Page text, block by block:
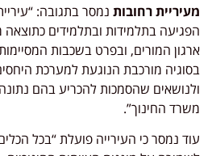
מעיריית רחובות נמסר בתגובה:
הפגיעה בתלמידות ובתלמידים
ארגון המורים, ובפרט בשכבות
בסוגיה מורכבת הנוגעת למערכת
ולנושאים שהסמכות להכריע בהם
משרד החינוך”.
עוד נמסר כי העירייה פועלת “בכל